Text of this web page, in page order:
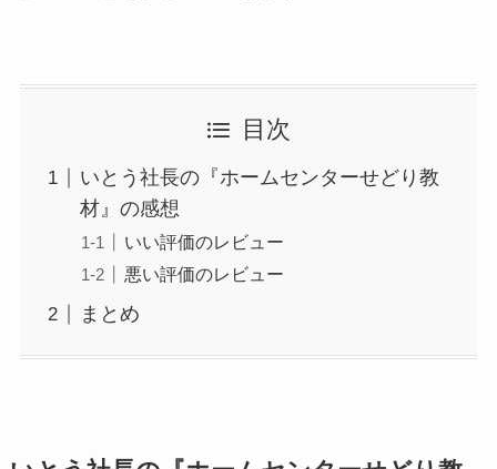
目次
いとう社長の『ホームセンターせどり教
材』の感想
いい評価のレビュー
悪い評価のレビュー
まとめ